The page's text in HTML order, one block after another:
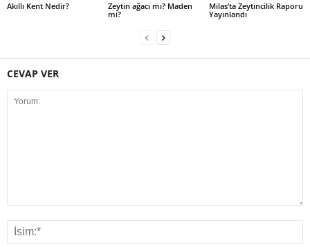
Akıllı Kent Nedir?
Zeytin ağacı mı? Maden
mi?
Milas’ta Zeytincilik Raporu
Yayınlandı
CEVAP VER